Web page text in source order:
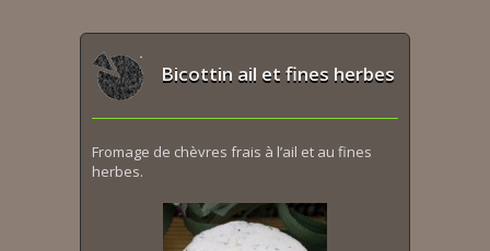
Bicottin ail et fines herbes
Fromage de chèvres frais à l’ail et au fines
herbes.